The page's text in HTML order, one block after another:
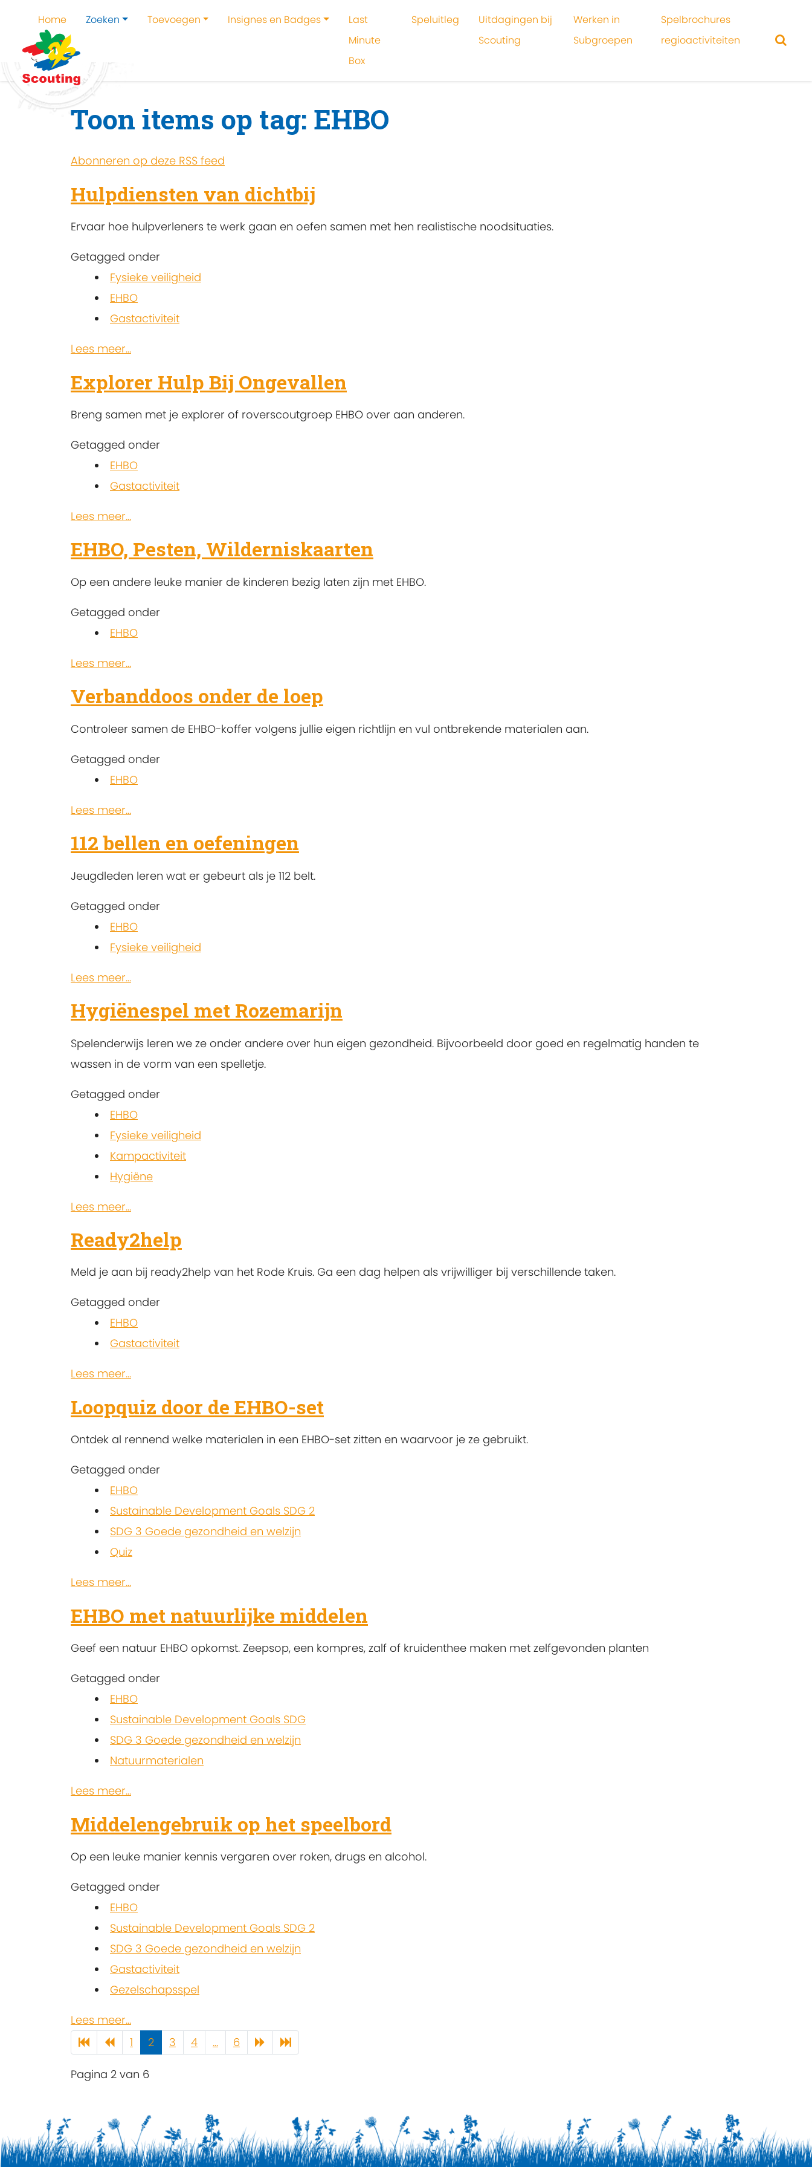
Home Zoeken Toevoegen Insignes en Badges
Last
Minute
Box
Speluitleg
Uitdagingen bij
Scouting
Werken in
Subgroepen
Spelbrochures
regioactiviteiten
Home
Toon items op tag: EHBO
Abonneren op deze RSS feed
Hulpdiensten van dichtbij
Ervaar hoe hulpverleners te werk gaan en oefen samen met hen realistische noodsituaties.
Getagged onder
Fysieke veiligheid
EHBO
Gastactiviteit
Lees meer...
Explorer Hulp Bij Ongevallen
Breng samen met je explorer of roverscoutgroep EHBO over aan anderen.
Getagged onder
EHBO
Gastactiviteit
Lees meer...
EHBO, Pesten, Wilderniskaarten
Op een andere leuke manier de kinderen bezig laten zijn met EHBO.
Getagged onder
EHBO
Lees meer...
Verbanddoos onder de loep
Controleer samen de EHBO-koffer volgens jullie eigen richtlijn en vul ontbrekende materialen aan.
Getagged onder
EHBO
Lees meer...
112 bellen en oefeningen
Jeugdleden leren wat er gebeurt als je 112 belt.
Getagged onder
EHBO
Fysieke veiligheid
Lees meer...
Hygiënespel met Rozemarijn
Spelenderwijs leren we ze onder andere over hun eigen gezondheid. Bijvoorbeeld door goed en regelmatig handen te
wassen in de vorm van een spelletje.
Getagged onder
EHBO
Fysieke veiligheid
Kampactiviteit
Hygiëne
Lees meer...
Ready2help
Meld je aan bij ready2help van het Rode Kruis. Ga een dag helpen als vrijwilliger bij verschillende taken.
Getagged onder
EHBO
Gastactiviteit
Lees meer...
Loopquiz door de EHBO-set
Ontdek al rennend welke materialen in een EHBO-set zitten en waarvoor je ze gebruikt.
Getagged onder
EHBO
Sustainable Development Goals SDG 2
SDG 3 Goede gezondheid en welzijn
Quiz
Lees meer...
EHBO met natuurlijke middelen
Geef een natuur EHBO opkomst. Zeepsop, een kompres, zalf of kruidenthee maken met zelfgevonden planten
Getagged onder
EHBO
Sustainable Development Goals SDG
SDG 3 Goede gezondheid en welzijn
Natuurmaterialen
Lees meer...
Middelengebruik op het speelbord
Op een leuke manier kennis vergaren over roken, drugs en alcohol.
Getagged onder
EHBO
Sustainable Development Goals SDG 2
SDG 3 Goede gezondheid en welzijn
Gastactiviteit
Gezelschapsspel
Lees meer...
1
2 3 4 ... 6
Pagina 2 van 6